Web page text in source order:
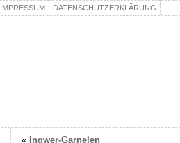
IMPRESSUM DATENSCHUTZERKLÄRUNG
« Ingwer-Garnelen